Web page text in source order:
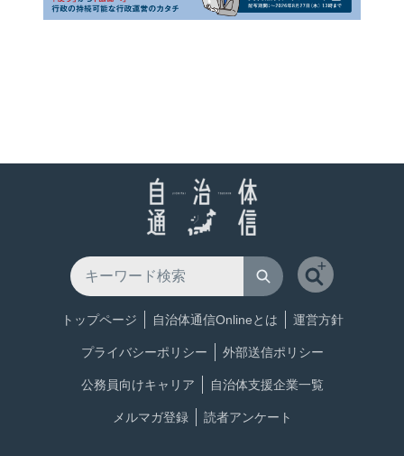
トップページ 自治体通信Onlineとは 運営方針
プライバシーポリシー 外部送信ポリシー
公務員向けキャリア 自治体支援企業一覧
メルマガ登録 読者アンケート